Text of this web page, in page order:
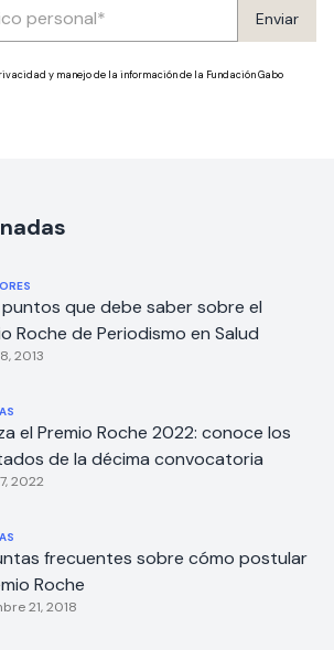
Enviar
y manejo de la información de la Fundación Gabo
que debe saber sobre el
Roche de Periodismo en Salud
2013
el Premio Roche 2022: conoce los
de la décima convocatoria
2022
frecuentes sobre cómo postular
Roche
21, 2018